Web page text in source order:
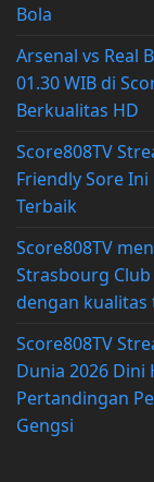
Bola
Arsenal vs Real
01.30 WIB di
Berkualitas HD
Score808TV
Friendly Sore
Terbaik
Score808TV
Strasbourg
dengan
Score808TV
Dunia 2026 Dini
Pertandingan
Gengsi